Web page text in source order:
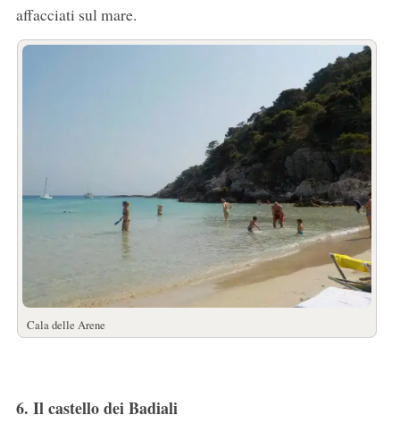
affacciati sul mare.
Cala delle Arene
6. Il castello dei Badiali